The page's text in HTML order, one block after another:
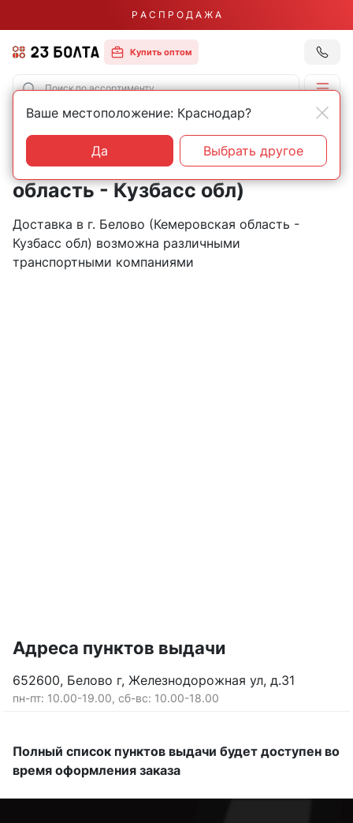
Р А С П Р О Д А Ж А
Купить оптом
Главная Контакты Белово
Пункты выдачи товаров в
городе Белово (Кемеровская
область - Кузбасс обл)
Доставка в г. Белово (Кемеровская область -
Кузбасс обл) возможна различными
транспортными компаниями
Адреса пунктов выдачи
652600, Белово г, Железнодорожная ул, д.31
пн-пт: 10.00-19.00, сб-вс: 10.00-18.00
Полный список пунктов выдачи будет доступен во
время оформления заказа
Ваше местоположение: Краснодар?
Да Выбрать другое